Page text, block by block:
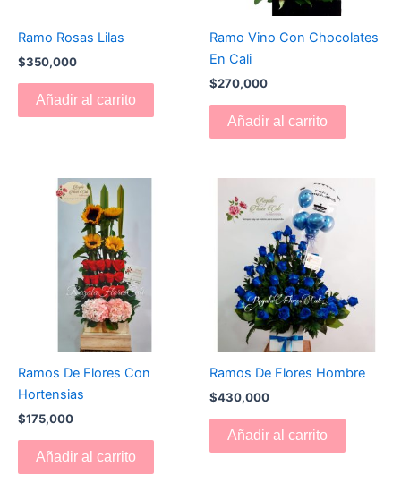
Ramo Rosas Lilas
$350,000
Añadir al carrito
Ramo Vino Con Chocolates
En Cali
$270,000
Añadir al carrito
Ramos De Flores Con
Hortensias
$175,000
Añadir al carrito
Ramos De Flores Hombre
$430,000
Añadir al carrito